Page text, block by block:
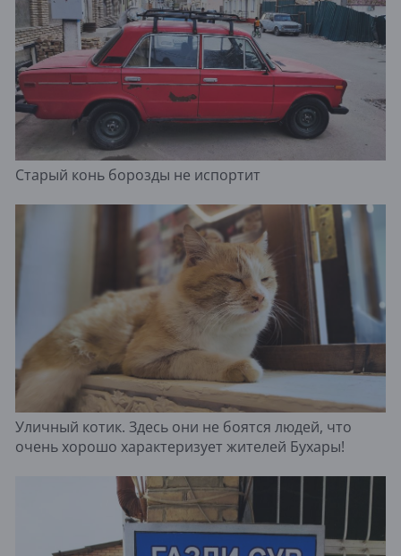
Старый конь борозды не испортит
Уличный котик. Здесь они не боятся людей, что
очень хорошо характеризует жителей Бухары!